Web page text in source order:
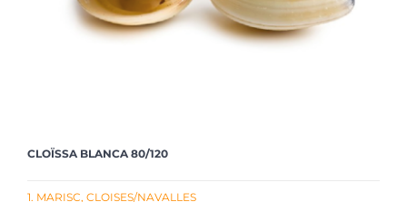
CLOÏSSA BLANCA 80/120
1. MARISC, CLOISES/NAVALLES